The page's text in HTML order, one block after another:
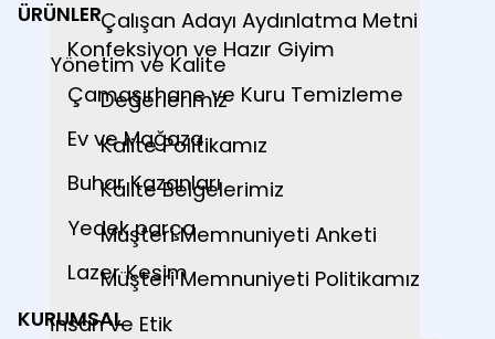
Çalışan Adayı Aydınlatma Metni
Yönetim ve Kalite
Değerlerimiz
Kalite Politikamız
Kalite Belgelerimiz
Müşteri Memnuniyeti Anketi
Müşteri Memnuniyeti Politikamız
İnsan ve Etik
ÜRÜNLER
Konfeksiyon ve Hazır Giyim
Çamaşırhane ve Kuru Temizleme
Ev ve Mağaza
Buhar Kazanları
Yedek parça
Lazer Kesim
KURUMSAL